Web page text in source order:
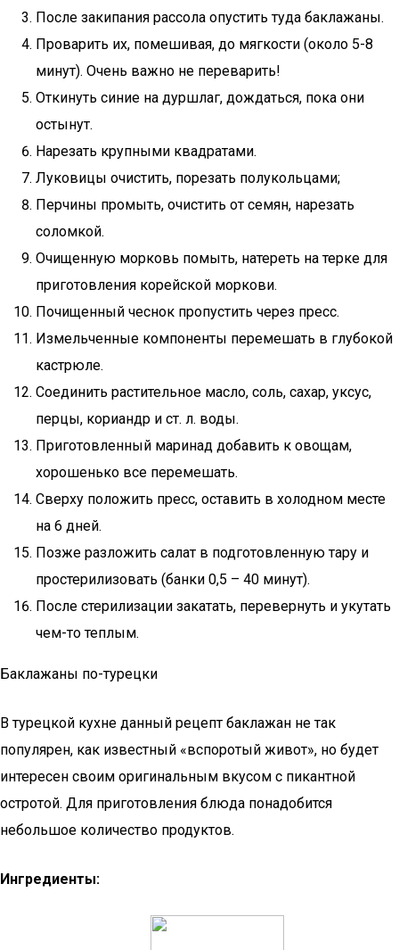
После закипания рассола опустить туда баклажаны.
Проварить их, помешивая, до мягкости (около 5-8
минут). Очень важно не переварить!
Откинуть синие на дуршлаг, дождаться, пока они
остынут.
Нарезать крупными квадратами.
Луковицы очистить, порезать полукольцами;
Перчины промыть, очистить от семян, нарезать
соломкой.
Очищенную морковь помыть, натереть на терке для
приготовления корейской моркови.
Почищенный чеснок пропустить через пресс.
Измельченные компоненты перемешать в глубокой
кастрюле.
Соединить растительное масло, соль, сахар, уксус,
перцы, кориандр и ст. л. воды.
Приготовленный маринад добавить к овощам,
хорошенько все перемешать.
Сверху положить пресс, оставить в холодном месте
на 6 дней.
Позже разложить салат в подготовленную тару и
простерилизовать (банки 0,5 – 40 минут).
После стерилизации закатать, перевернуть и укутать
чем-то теплым.
Баклажаны по-турецки
В турецкой кухне данный рецепт баклажан не так
популярен, как известный «вспоротый живот», но будет
интересен своим оригинальным вкусом с пикантной
остротой. Для приготовления блюда понадобится
небольшое количество продуктов.
Ингредиенты: